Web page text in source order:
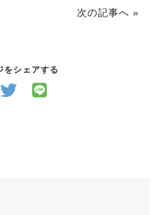
次の記事へ »
をシェアする